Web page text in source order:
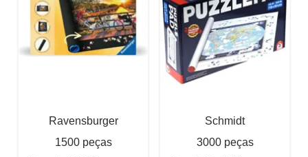
Ravensburger
1500 peças
Schmidt
3000 peças